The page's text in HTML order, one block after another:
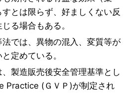
とは限らず、好ましくない反
る場合もある。
では、異物の混入、変質等が
定めている。
製造販売後安全管理基準とし
Practice (ＧＶＰ)が制定され